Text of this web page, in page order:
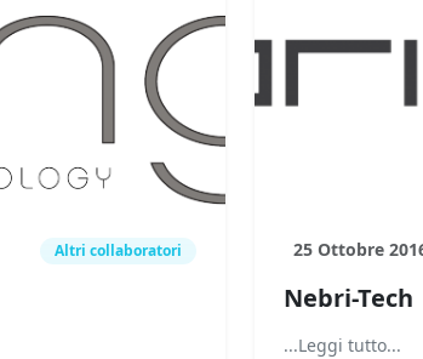
Altri collaboratori 25 Ottobre
Nebri-Tech
...Leggi tutto...